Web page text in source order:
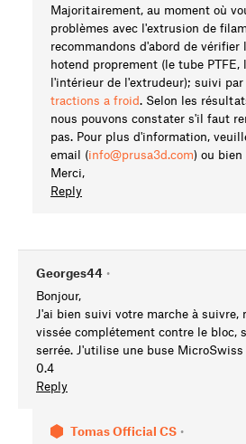
Majoritairement, au moment où
problèmes avec l'extrusion de
recommandons d'abord de
hotend proprement (le tube
l'intérieur de l'extrudeur); suivi par
tractions a froid. Selon les
nous pouvons constater s'il faut
pas. Pour plus d'information,
email (info@prusa3d.com) ou
Merci,
Reply
Georges44 •
Bonjour,
J'ai bien suivi votre marche à suivre,
vissée complétement contre le bloc,
serrée. J'utilise une buse
0.4
Reply
Tomas Official CS •